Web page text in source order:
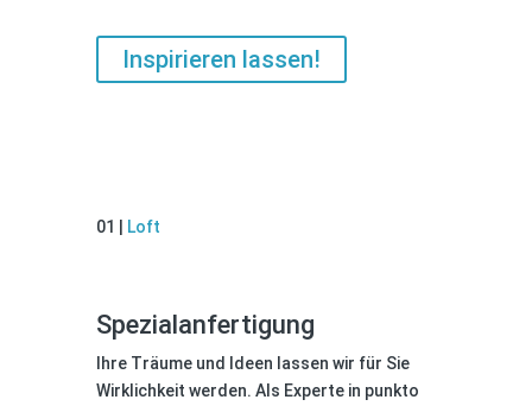
Inspirieren lassen!
01 | Loft
Spezialanfertigung
Ihre Träume und Ideen lassen wir für Sie
Wirklichkeit werden. Als Experte in punkto